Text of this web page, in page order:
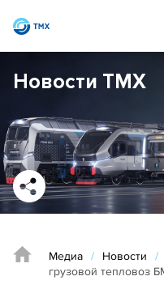
Новости ТМХ
Медиа / Новости /
грузовой тепловоз